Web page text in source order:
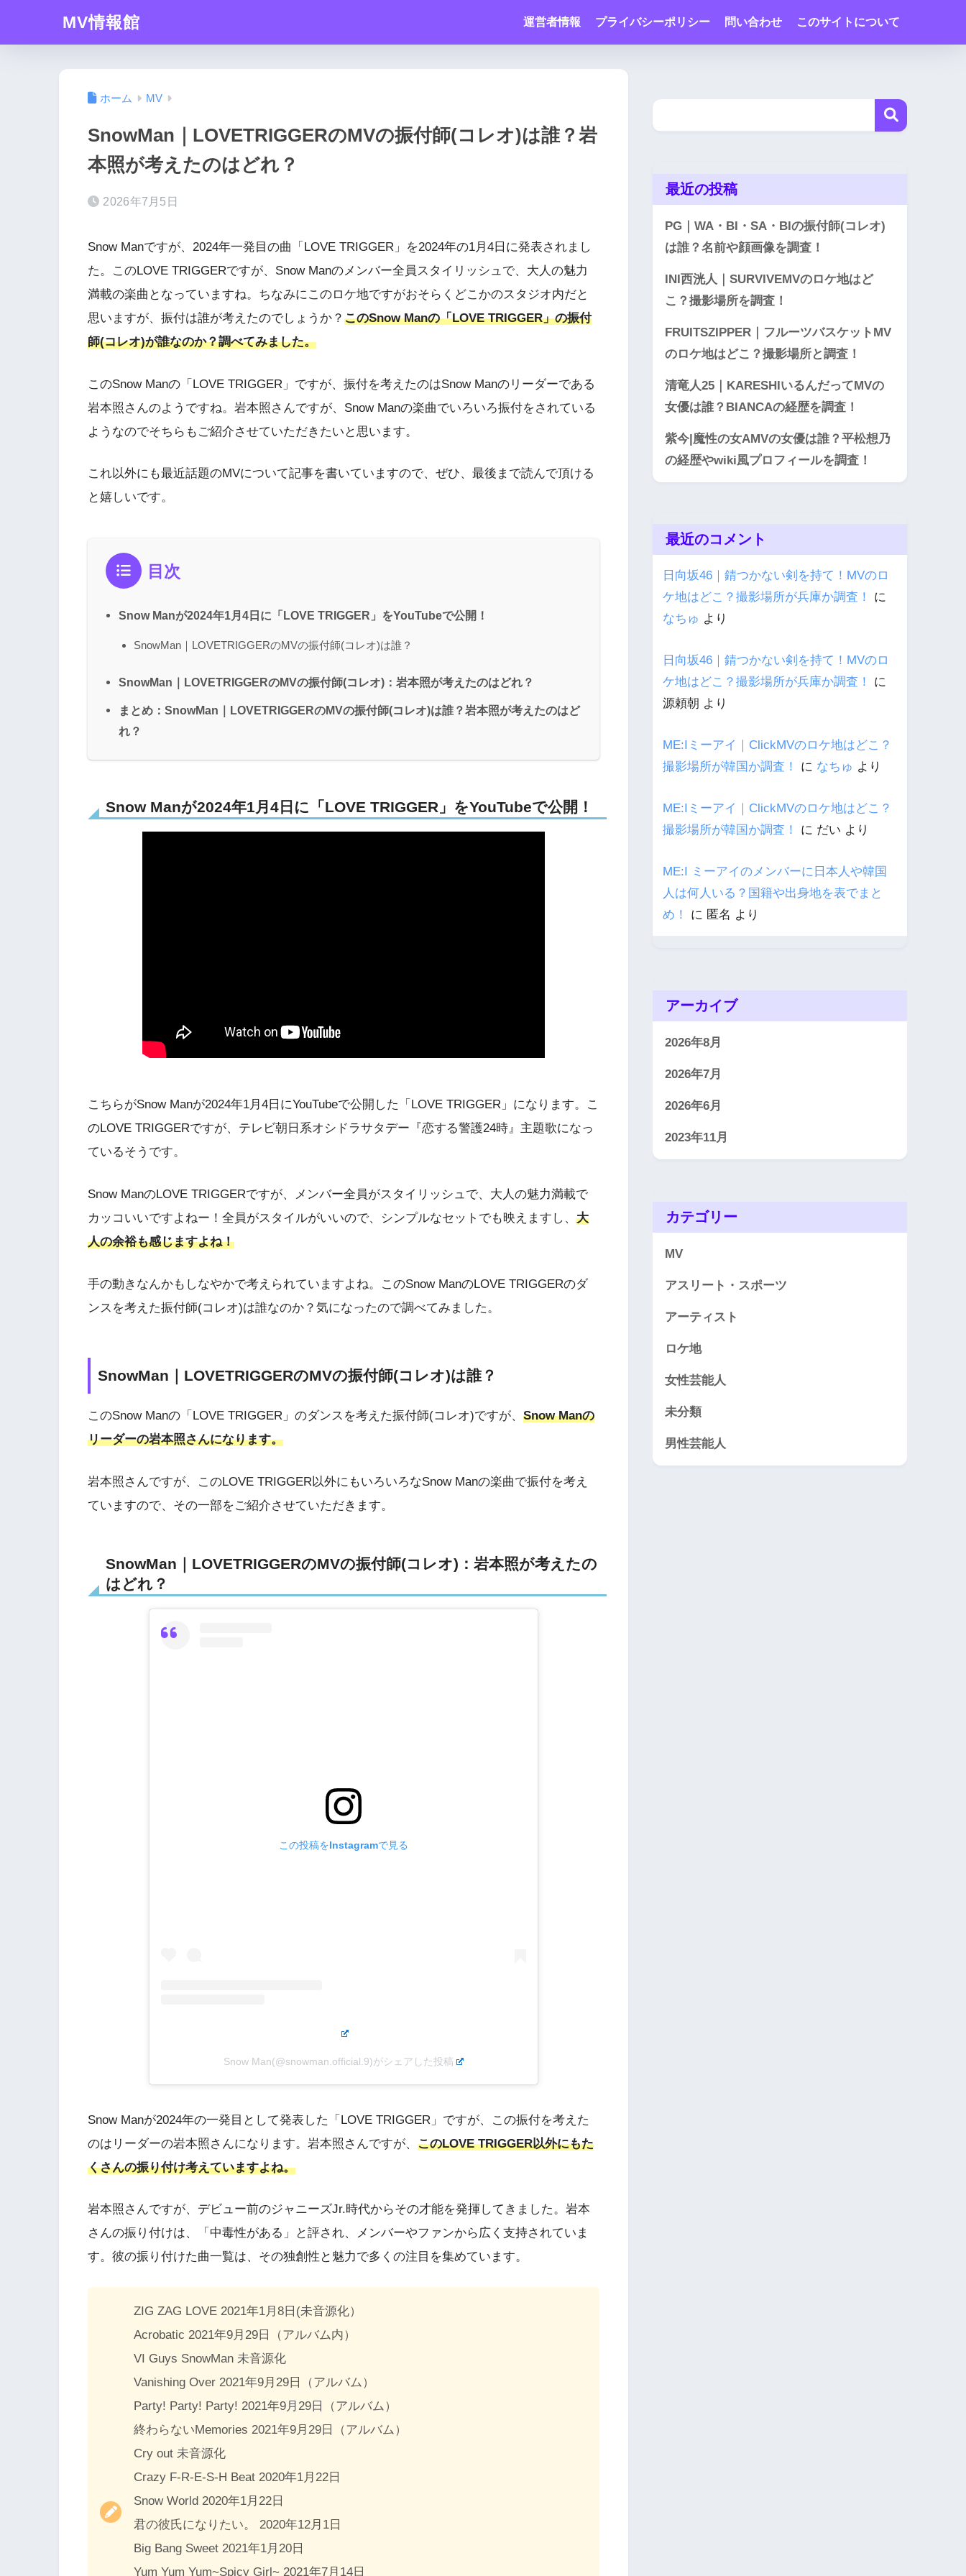
MV情報館 運営者情報 プライバシーポリシー 問い合わせ このサイトについて
ホーム MV
SnowMan｜LOVETRIGGERのMVの振付師(コレオ)は誰？岩
本照が考えたのはどれ？
2026年7月5日
Snow Manですが、2024年一発目の曲「LOVE TRIGGER」を2024年の1月4日に発表されまし
た。このLOVE TRIGGERですが、Snow Manのメンバー全員スタイリッシュで、大人の魅力
満載の楽曲となっていますね。ちなみにこのロケ地ですがおそらくどこかのスタジオ内だと
思いますが、振付は誰が考えたのでしょうか？ このSnow Manの「LOVE TRIGGER」の振付
師(コレオ)が誰なのか？調べてみました。
このSnow Manの「LOVE TRIGGER」ですが、振付を考えたのはSnow Manのリーダーである
岩本照さんのようですね。岩本照さんですが、Snow Manの楽曲でいろいろ振付をされている
ようなのでそちらもご紹介させていただきたいと思います。
これ以外にも最近話題のMVについて記事を書いていますので、ぜひ、最後まで読んで頂ける
と嬉しいです。
目次
Snow Manが2024年1月4日に「LOVE TRIGGER」をYouTubeで公開！
SnowMan｜LOVETRIGGERのMVの振付師(コレオ)は誰？
SnowMan｜LOVETRIGGERのMVの振付師(コレオ)：岩本照が考えたのはどれ？
まとめ：SnowMan｜LOVETRIGGERのMVの振付師(コレオ)は誰？岩本照が考えたのはど
れ？
Snow Manが2024年1月4日に「LOVE TRIGGER」をYouTubeで公開！
こちらがSnow Manが2024年1月4日にYouTubeで公開した「LOVE TRIGGER」になります。こ
のLOVE TRIGGERですが、テレビ朝日系オシドラサタデー『恋する警護24時』主題歌になっ
ているそうです。
Snow ManのLOVE TRIGGERですが、メンバー全員がスタイリッシュで、大人の魅力満載で
カッコいいですよねー！全員がスタイルがいいので、シンプルなセットでも映えますし、 大
人の余裕も感じますよね！
手の動きなんかもしなやかで考えられていますよね。このSnow ManのLOVE TRIGGERのダ
ンスを考えた振付師(コレオ)は誰なのか？気になったので調べてみました。
SnowMan｜LOVETRIGGERのMVの振付師(コレオ)は誰？
このSnow Manの「LOVE TRIGGER」のダンスを考えた振付師(コレオ)ですが、 Snow Manの
リーダーの岩本照さんになります。
岩本照さんですが、このLOVE TRIGGER以外にもいろいろなSnow Manの楽曲で振付を考え
ていますので、その一部をご紹介させていただきます。
SnowMan｜LOVETRIGGERのMVの振付師(コレオ)：岩本照が考えたの
はどれ？
この投稿をInstagramで見る
Snow Man(@snowman.official.9)がシェアした投稿
Snow Manが2024年の一発目として発表した「LOVE TRIGGER」ですが、この振付を考えた
のはリーダーの岩本照さんになります。岩本照さんですが、 このLOVE TRIGGER以外にもた
くさんの振り付け考えていますよね。
岩本照さんですが、デビュー前のジャニーズJr.時代からその才能を発揮してきました。岩本
さんの振り付けは、「中毒性がある」と評され、メンバーやファンから広く支持されていま
す。彼の振り付けた曲一覧は、その独創性と魅力で多くの注目を集めています。
ZIG ZAG LOVE 2021年1月8日(未音源化）
Acrobatic 2021年9月29日（アルバム内）
VI Guys SnowMan 未音源化
Vanishing Over 2021年9月29日（アルバム）
Party! Party! Party! 2021年9月29日（アルバム）
終わらないMemories 2021年9月29日（アルバム）
Cry out 未音源化
Crazy F-R-E-S-H Beat 2020年1月22日
Snow World 2020年1月22日
君の彼氏になりたい。 2020年12月1日
Big Bang Sweet 2021年1月20日
Yum Yum Yum~Spicy Girl~ 2021年7月14日
最近の投稿
PG｜WA・BI・SA・BIの振付師(コレオ)
は誰？名前や顔画像を調査！
INI西洸人｜SURVIVEMVのロケ地はど
こ？撮影場所を調査！
FRUITSZIPPER｜フルーツバスケットMV
のロケ地はどこ？撮影場所と調査！
清竜人25｜KARESHIいるんだってMVの
女優は誰？BIANCAの経歴を調査！
紫今|魔性の女AMVの女優は誰？平松想乃
の経歴やwiki風プロフィールを調査！
最近のコメント
日向坂46｜錆つかない剣を持て！MVのロ
ケ地はどこ？撮影場所が兵庫か調査！
に
なちゅ より
日向坂46｜錆つかない剣を持て！MVのロ
ケ地はどこ？撮影場所が兵庫か調査！
に
源頼朝 より
ME:Iミーアイ｜ClickMVのロケ地はどこ？
撮影場所が韓国か調査！
に なちゅ より
ME:Iミーアイ｜ClickMVのロケ地はどこ？
撮影場所が韓国か調査！
に だい より
ME:I ミーアイのメンバーに日本人や韓国
人は何人いる？国籍や出身地を表でまと
め！
に 匿名 より
アーカイブ
2026年8月
2026年7月
2026年6月
2023年11月
カテゴリー
MV
アスリート・スポーツ
アーティスト
ロケ地
女性芸能人
未分類
男性芸能人